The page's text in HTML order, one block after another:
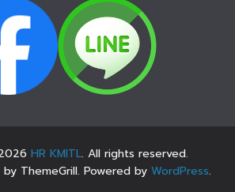
HR KMITL. All rights reserved.
by ThemeGrill. Powered by WordPress.